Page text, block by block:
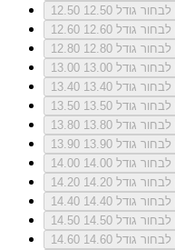
12.50
גודל 12.50
12.60
גודל 12.60
12.80
גודל 12.80
13.00
גודל 13.00
13.40
גודל 13.40
13.50
גודל 13.50
13.80
גודל 13.80
13.90
גודל 13.90
14.00
גודל 14.00
14.20
גודל 14.20
14.40
גודל 14.40
14.50
גודל 14.50
14.60
גודל 14.60